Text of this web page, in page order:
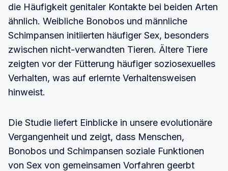
die Häufigkeit genitaler Kontakte bei beiden Arten
ähnlich. Weibliche Bonobos und männliche
Schimpansen initiierten häufiger Sex, besonders
zwischen nicht-verwandten Tieren. Ältere Tiere
zeigten vor der Fütterung häufiger soziosexuelles
Verhalten, was auf erlernte Verhaltensweisen
hinweist.
Die Studie liefert Einblicke in unsere evolutionäre
Vergangenheit und zeigt, dass Menschen,
Bonobos und Schimpansen soziale Funktionen
von Sex von gemeinsamen Vorfahren geerbt